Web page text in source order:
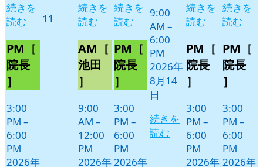
続きを
読む
PM［
院長
］
3:00
PM –
6:00
PM
2026年
11
続きを
読む
AM［
池田
］
9:00
AM –
12:00
PM
2026年
続きを
読む
PM［
院長
］
3:00
PM –
6:00
PM
2026年
9:00
AM –
6:00
PM
2026年
8月14
日
続きを
読む
続きを
読む
PM［
院長
］
3:00
PM –
6:00
PM
2026年
続きを
読む
PM［
院長
］
3:00
PM –
6:00
PM
2026年